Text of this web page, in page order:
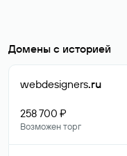
Домены с историей
webdesigners.ru
258 700 ₽
Возможен торг